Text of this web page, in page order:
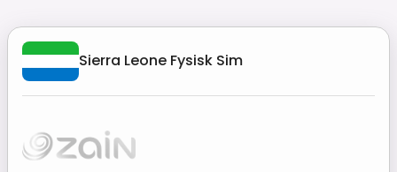
Sierra Leone Fysisk Sim